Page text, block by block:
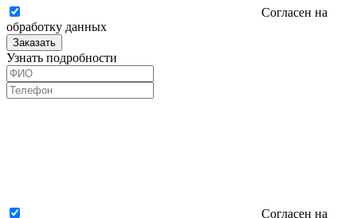
Согласен на
обработку данных
Заказать
Узнать подробности
Согласен на